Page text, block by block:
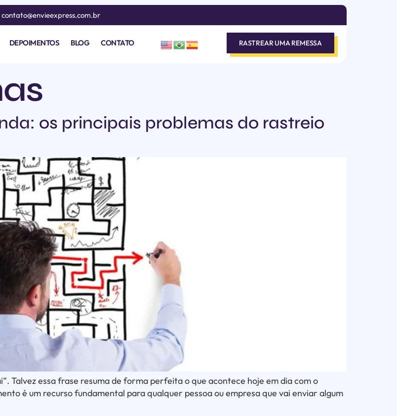
contato@envieexpress.com.br
DEPOIMENTOS BLOG CONTATO RASTREAR UMA REMESSA
os principais problemas do rastreio
Talvez essa frase resuma de forma perfeita o que acontece hoje em dia com o
é um recurso fundamental para qualquer pessoa ou empresa que vai enviar algum